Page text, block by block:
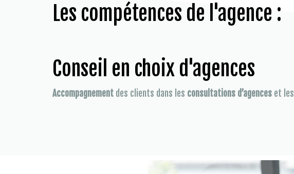
Les compétences de l'agence :
Conseil en choix d'agences
Accompagnement des clients dans les consultations d’agences et les